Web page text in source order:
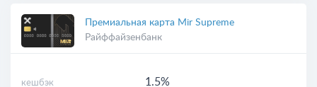
Премиальная карта Mir Supreme
Райффайзенбанк
кешбэк 1.5%